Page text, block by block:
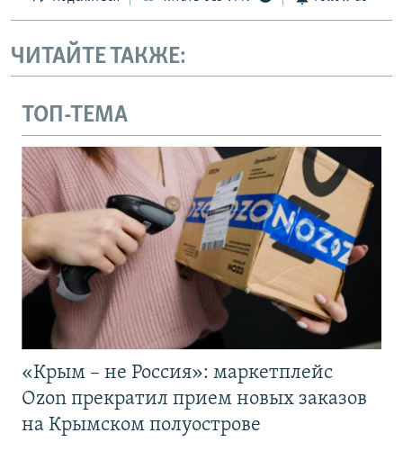
ЧИТАЙТЕ ТАКЖЕ:
ТОП-ТЕМА
«Крым – не Россия»: маркетплейс
Ozon прекратил прием новых заказов
на Крымском полуострове